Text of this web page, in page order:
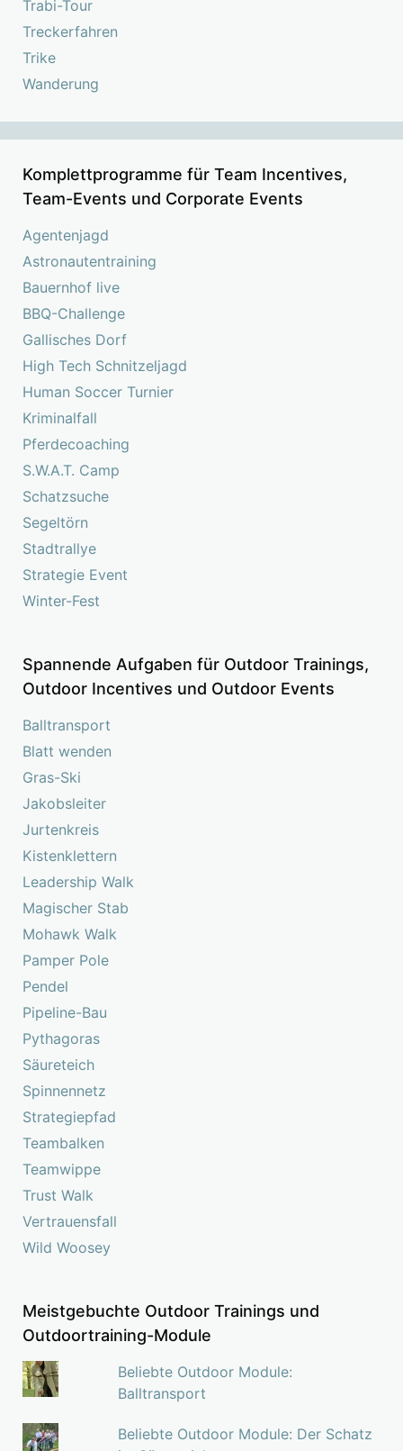
Trabi-Tour
Treckerfahren
Trike
Wanderung
Komplettprogramme für Team Incentives,
Team-Events und Corporate Events
Agentenjagd
Astronautentraining
Bauernhof live
BBQ-Challenge
Gallisches Dorf
High Tech Schnitzeljagd
Human Soccer Turnier
Kriminalfall
Pferdecoaching
S.W.A.T. Camp
Schatzsuche
Segeltörn
Stadtrallye
Strategie Event
Winter-Fest
Spannende Aufgaben für Outdoor Trainings,
Outdoor Incentives und Outdoor Events
Balltransport
Blatt wenden
Gras-Ski
Jakobsleiter
Jurtenkreis
Kistenklettern
Leadership Walk
Magischer Stab
Mohawk Walk
Pamper Pole
Pendel
Pipeline-Bau
Pythagoras
Säureteich
Spinnennetz
Strategiepfad
Teambalken
Teamwippe
Trust Walk
Vertrauensfall
Wild Woosey
Meistgebuchte Outdoor Trainings und
Outdoortraining-Module
Beliebte Outdoor Module:
Balltransport
Beliebte Outdoor Module: Der Schatz